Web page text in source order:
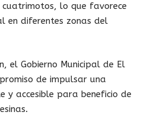
lo que favorece
en diferentes zonas del
el Gobierno Municipal de El
de impulsar una
y accesible para beneficio de